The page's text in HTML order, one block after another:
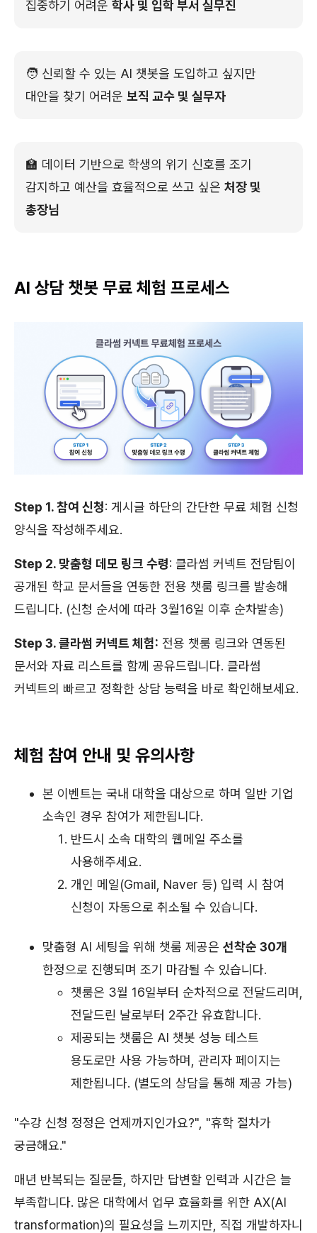
집중하기 어려운 학사 및 입학 부서 실무진
🧑 신뢰할 수 있는 AI 챗봇을 도입하고 싶지만
대안을 찾기 어려운 보직 교수 및 실무자
🏫 데이터 기반으로 학생의 위기 신호를 조기
감지하고 예산을 효율적으로 쓰고 싶은 처장 및
총장님
AI 상담 챗봇 무료 체험 프로세스
Step 1. 참여 신청: 게시글 하단의 간단한 무료 체험 신청
양식을 작성해주세요.
Step 2. 맞춤형 데모 링크 수령: 클라썸 커넥트 전담팀이
공개된 학교 문서들을 연동한 전용 챗룸 링크를 발송해
드립니다. (신청 순서에 따라 3월16일 이후 순차발송)
Step 3. 클라썸 커넥트 체험: 전용 챗룸 링크와 연동된
문서와 자료 리스트를 함께 공유드립니다. 클라썸
커넥트의 빠르고 정확한 상담 능력을 바로 확인해보세요.
체험 참여 안내 및 유의사항
본 이벤트는 국내 대학을 대상으로 하며 일반 기업
소속인 경우 참여가 제한됩니다.
반드시 소속 대학의 웹메일 주소를
사용해주세요.
개인 메일(Gmail, Naver 등) 입력 시 참여
신청이 자동으로 취소될 수 있습니다.
맞춤형 AI 세팅을 위해 챗룸 제공은 선착순 30개
한정으로 진행되며 조기 마감될 수 있습니다.
챗룸은 3월 16일부터 순차적으로 전달드리며,
전달드린 날로부터 2주간 유효합니다.
제공되는 챗룸은 AI 챗봇 성능 테스트
용도로만 사용 가능하며, 관리자 페이지는
제한됩니다. (별도의 상담을 통해 제공 가능)
"수강 신청 정정은 언제까지인가요?", "휴학 절차가
궁금해요."
매년 반복되는 질문들, 하지만 답변할 인력과 시간은 늘
부족합니다. 많은 대학에서 업무 효율화를 위한 AX(AI
transformation)의 필요성을 느끼지만, 직접 개발하자니